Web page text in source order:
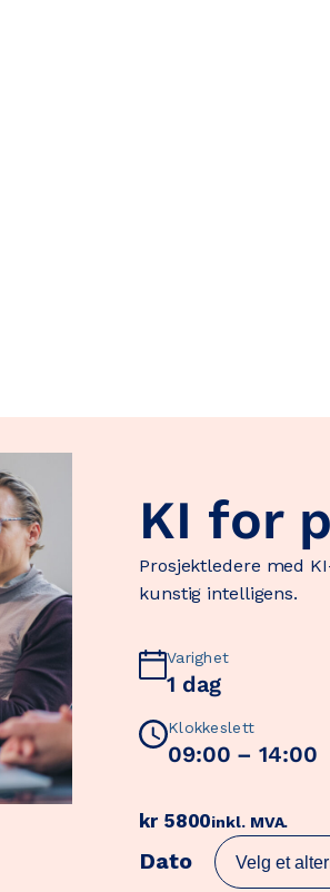
KI for
Prosjektledere med
kunstig intelligens.
Varighet
1 dag
Klokkeslett
09:00 – 14:00
kr5800inkl. MVA.
Dato